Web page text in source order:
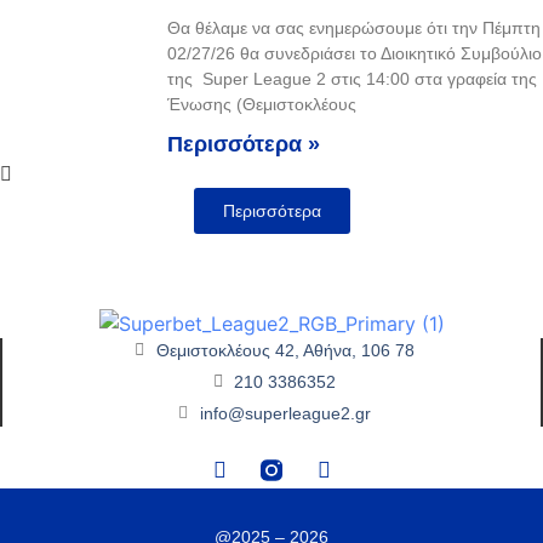
Θα θέλαμε να σας ενημερώσουμε ότι την Πέμπτη
02/27/26 θα συνεδριάσει το Διοικητικό Συμβούλιο
της Super League 2 στις 14:00 στα γραφεία της
Ένωσης (Θεμιστοκλέους
Περισσότερα »
Περισσότερα
Θεμιστοκλέους 42, Αθήνα, 106 78
210 3386352
info@superleague2.gr
@2025 – 2026